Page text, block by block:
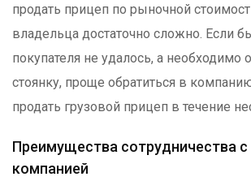
продать прицеп по рыночной
владельца достаточно сложно. Если
покупателя не удалось, а необходимо
стоянку, проще обратиться в
продать грузовой прицеп в течение
Преимущества сотрудничества
компанией